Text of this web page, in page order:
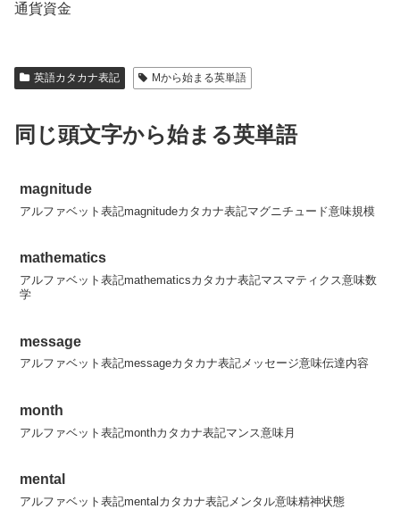
通貨資金
英語カタカナ表記 Mから始まる英単語
同じ頭文字から始まる英単語
magnitude
アルファベット表記magnitudeカタカナ表記マグニチュード意味規模
mathematics
アルファベット表記mathematicsカタカナ表記マスマティクス意味数
学
message
アルファベット表記messageカタカナ表記メッセージ意味伝達内容
month
アルファベット表記monthカタカナ表記マンス意味月
mental
アルファベット表記mentalカタカナ表記メンタル意味精神状態